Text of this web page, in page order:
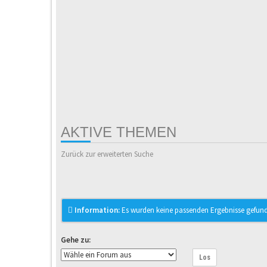
AKTIVE THEMEN
Zurück zur erweiterten Suche
Information:Es wurden keine passenden Ergebnisse
Gehe zu:
Los